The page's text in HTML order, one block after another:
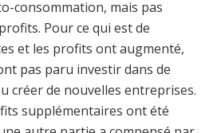
consommation, mais pas
Pour ce qui est de
et les profits ont augmenté,
pas paru investir dans de
créer de nouvelles entreprises.
supplémentaires ont été